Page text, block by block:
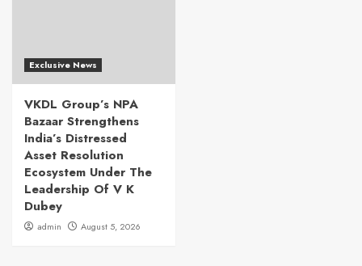
Exclusive News
VKDL Group’s NPA
Bazaar Strengthens
India’s Distressed
Asset Resolution
Ecosystem Under The
Leadership Of V K
Dubey
admin August 5, 2026